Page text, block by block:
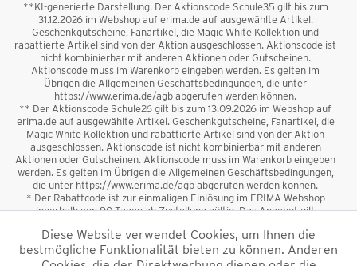
**KI-generierte Darstellung. Der Aktionscode Schule35 gilt bis zum
31.12.2026 im Webshop auf erima.de auf ausgewählte Artikel.
Geschenkgutscheine, Fanartikel, die Magic White Kollektion und
rabattierte Artikel sind von der Aktion ausgeschlossen. Aktionscode ist
nicht kombinierbar mit anderen Aktionen oder Gutscheinen.
Aktionscode muss im Warenkorb eingeben werden. Es gelten im
Übrigen die Allgemeinen Geschäftsbedingungen, die unter
https://www.erima.de/agb abgerufen werden können.
** Der Aktionscode Schule26 gilt bis zum 13.09.2026 im Webshop auf
erima.de auf ausgewählte Artikel. Geschenkgutscheine, Fanartikel, die
Magic White Kollektion und rabattierte Artikel sind von der Aktion
ausgeschlossen. Aktionscode ist nicht kombinierbar mit anderen
Aktionen oder Gutscheinen. Aktionscode muss im Warenkorb eingeben
werden. Es gelten im Übrigen die Allgemeinen Geschäftsbedingungen,
die unter https://www.erima.de/agb abgerufen werden können.
* Der Rabattcode ist zur einmaligen Einlösung im ERIMA Webshop
innerhalb von 90 Tagen ab Zustellung gültig. Das Angebot gilt
sowie Geschenkgutscheine sind vom Rabatt ausgeschlossen. Der
Rabattcode ist nicht mit anderen Aktionen oder Gutscheinen
kombinierbar. Der Mindestbestellwert beträgt 50 €
Diese Website verwendet Cookies, um Ihnen die
bestmögliche Funktionalität bieten zu können. Anderen